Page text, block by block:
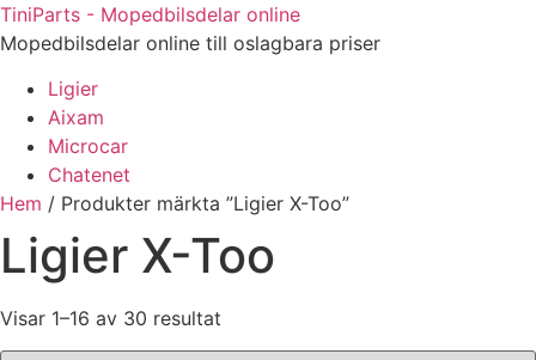
Hoppa
till
TiniParts - Mopedbilsdelar online
Mopedbilsdelar online till oslagbara priser
Ligier
Aixam
Microcar
Chatenet
Hem / Produkter märkta ”Ligier X-Too”
Ligier X-Too
Visar 1–16 av 30 resultat
by